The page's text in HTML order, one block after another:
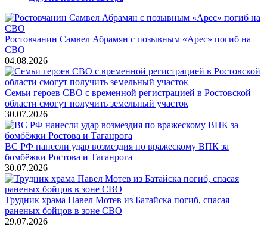
Ростовчанин Самвел Абрамян с позывным «Арес» погиб на
СВО
04.08.2026
Семьи героев СВО с временной регистрацией в Ростовской
области смогут получить земельный участок
30.07.2026
ВС РФ нанесли удар возмездия по вражескому ВПК за
бомбёжки Ростова и Таганрога
30.07.2026
Трудник храма Павел Мотев из Батайска погиб, спасая
раненых бойцов в зоне СВО
29.07.2026